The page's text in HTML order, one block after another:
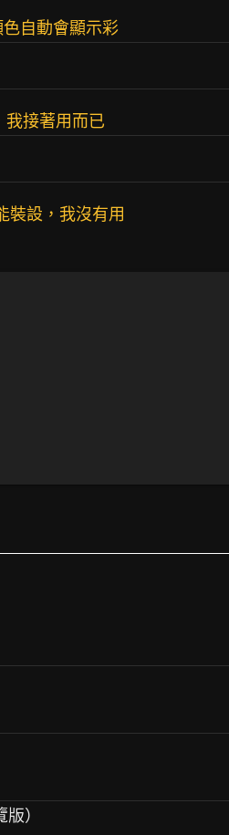
自動會顯示彩
我接著用而已
裝設，我沒有用
）